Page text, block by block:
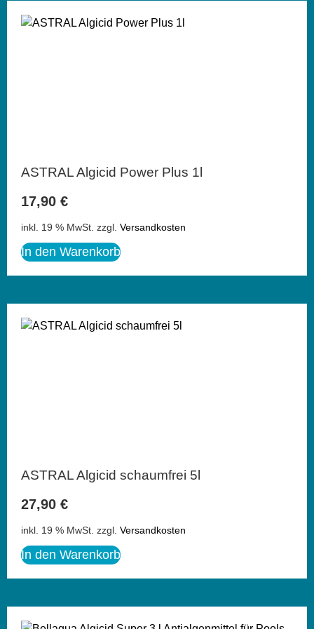
ASTRAL Algicid Power Plus 1l
17,90 €
inkl. 19 % MwSt. zzgl. Versandkosten
In den Warenkorb
ASTRAL Algicid schaumfrei 5l
27,90 €
inkl. 19 % MwSt. zzgl. Versandkosten
In den Warenkorb